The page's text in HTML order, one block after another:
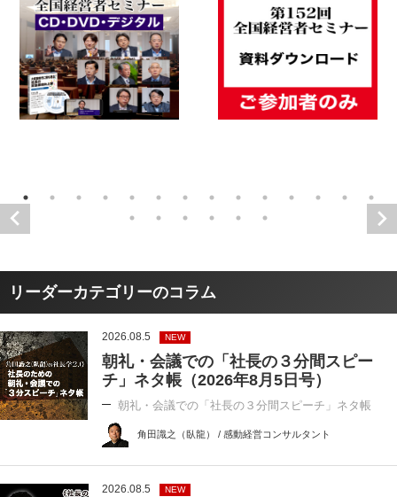
リーダーカテゴリーのコラム
2026.08.5 NEW
朝礼・会議での「社長の３分間スピー
チ」ネタ帳（2026年8月5日号）
朝礼・会議での「社長の３分間スピーチ」ネタ帳
角田識之（臥龍） / 感動経営コンサルタント
2026.08.5 NEW